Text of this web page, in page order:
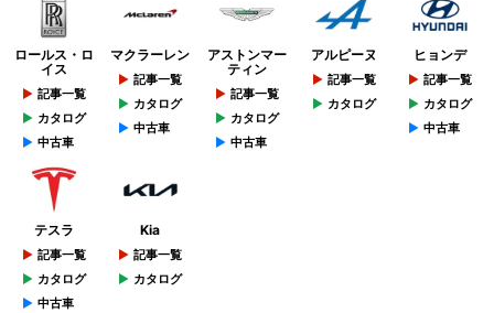
ロールス・ロ
イス
記事一覧
カタログ
中古車
マクラーレン
記事一覧
カタログ
中古車
アストンマー
ティン
記事一覧
カタログ
中古車
アルピーヌ
記事一覧
カタログ
ヒョンデ
記事一覧
カタログ
中古車
テスラ
記事一覧
カタログ
中古車
Kia
記事一覧
カタログ